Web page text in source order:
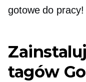
gotowe do pracy!
tagów